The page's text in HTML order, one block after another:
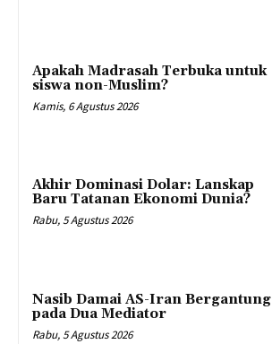
Apakah Madrasah Terbuka untuk
siswa non-Muslim?
Kamis, 6 Agustus 2026
Akhir Dominasi Dolar: Lanskap
Baru Tatanan Ekonomi Dunia?
Rabu, 5 Agustus 2026
Nasib Damai AS-Iran Bergantung
pada Dua Mediator
Rabu, 5 Agustus 2026